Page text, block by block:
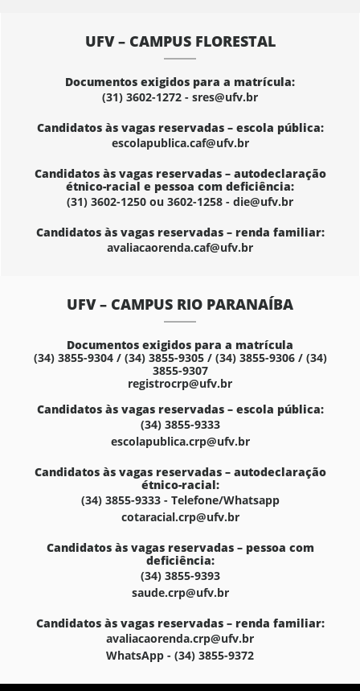
UFV – CAMPUS FLORESTAL
Documentos exigidos para a matrícula:
(31) 3602-1272 - sres@ufv.br
Candidatos às vagas reservadas – escola pública:
escolapublica.caf@ufv.br
Candidatos às vagas reservadas – autodeclaração
étnico-racial e pessoa com deficiência:
(31) 3602-1250 ou 3602-1258 - die@ufv.br
Candidatos às vagas reservadas – renda familiar:
avaliacaorenda.caf@ufv.br
UFV – CAMPUS RIO PARANAÍBA
Documentos exigidos para a matrícula
(34) 3855-9304 / (34) 3855-9305 / (34) 3855-9306 / (34)
3855-9307
registrocrp@ufv.br
Candidatos às vagas reservadas – escola pública:
(34) 3855-9333
escolapublica.crp@ufv.br
Candidatos às vagas reservadas – autodeclaração
étnico-racial:
(34) 3855-9333 - Telefone/Whatsapp
cotaracial.crp@ufv.br
Candidatos às vagas reservadas – pessoa com
deficiência:
(34) 3855-9393
saude.crp@ufv.br
Candidatos às vagas reservadas – renda familiar:
avaliacaorenda.crp@ufv.br
WhatsApp - (34) 3855-9372